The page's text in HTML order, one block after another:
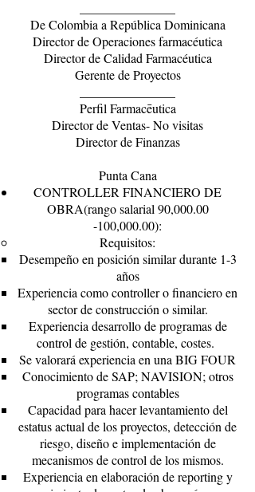
De Colombia a República Dominicana
Director de Operaciones farmacéutica
Director de Calidad Farmacéutica
Gerente de Proyectos
Perfil Farmacēutica
Director de Ventas- No visitas
Director de Finanzas
Punta Cana
CONTROLLER FINANCIERO DE
OBRA(rango salarial 90,000.00
-100,000.00):
Requisitos:
Desempeño en posición similar durante 1-3
años
Experiencia como controller o financiero en
sector de construcción o similar.
Experiencia desarrollo de programas de
control de gestión, contable, costes.
Se valorará experiencia en una BIG FOUR
Conocimiento de SAP; NAVISION; otros
programas contables
Capacidad para hacer levantamiento del
estatus actual de los proyectos, detección de
riesgo, diseño e implementación de
mecanismos de control de los mismos.
Experiencia en elaboración de reporting y